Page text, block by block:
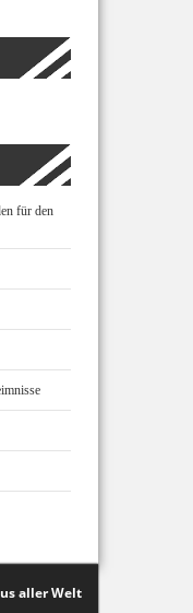
für den
aller Welt